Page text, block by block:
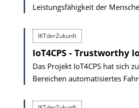
Leistungsfähigkeit der
IKTderZukunft
IoT4CPS - Trustworthy
Das Projekt IoT4CPS hat sich
Bereichen automatisiertes